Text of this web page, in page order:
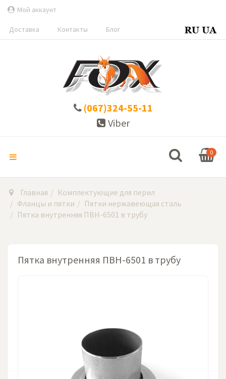
Мой аккаунт
Доставка Контакты Блог
(067)324-55-11
Viber
0
Главная
Комплектующие для перил
Фланцы и пятки
Пятки нержавеющая сталь
Пятка внутренняя ПВН-6501 в трубу
Пятка внутренняя ПВН-6501 в трубу